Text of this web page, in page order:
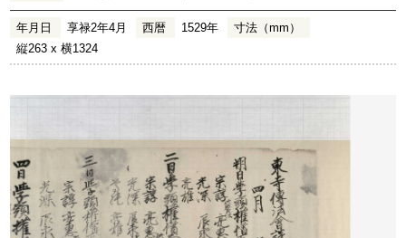
年月日 享禄2年4月 西暦 1529年
寸法（mm）
縦263 x 横1324